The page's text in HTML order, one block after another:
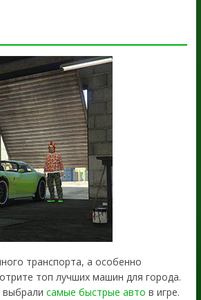
транспорта, а особенно
топ лучших машин для города.
выбрали самые быстрые авто в игре.